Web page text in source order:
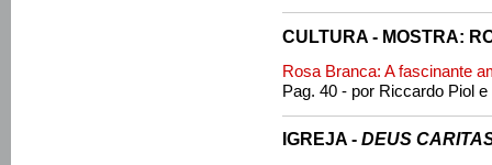
CULTURA - MOSTRA:
Rosa Branca: A fascinante
Pag. 40 - por Riccardo Piol e
IGREJA - DEUS